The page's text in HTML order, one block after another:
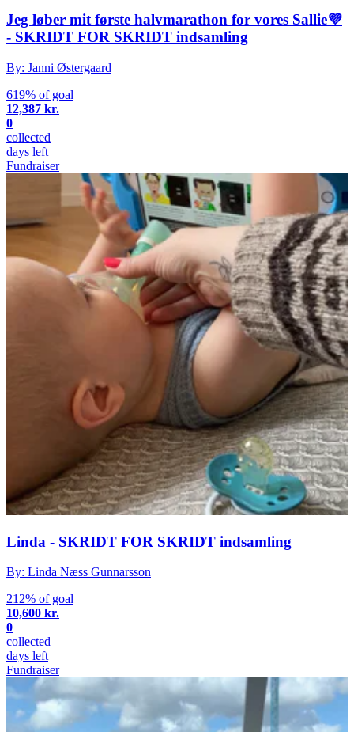
Jeg løber mit første halvmarathon for vores Sallie💜
- SKRIDT FOR SKRIDT indsamling
By: Janni Østergaard
619% of goal
12,387 kr.
0
collected
days left
Fundraiser
Linda - SKRIDT FOR SKRIDT indsamling
By: Linda Næss Gunnarsson
212% of goal
10,600 kr.
0
collected
days left
Fundraiser